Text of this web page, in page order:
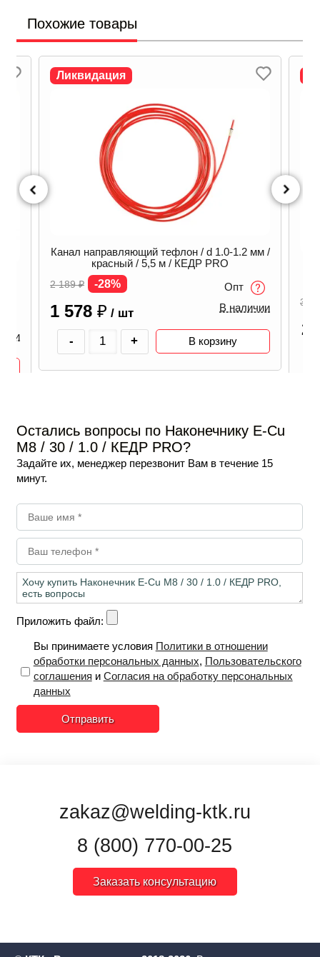
Похожие товары
Ликвидация
Канал направляющий тефлон / d 1.0-1.2 мм /
красный / 5,5 м / КЕДР PRO
2 189₽ -28%
1 578 ₽ / шт
Опт
В наличии
- + В корзину
30
Остались вопросы по Наконечнику E-Cu
M8 / 30 / 1.0 / КЕДР PRO?
Задайте их, менеджер перезвонит Вам в течение 15
минут.
Приложить файл:
Вы принимаете условия Политики в отношении
обработки персональных данных, Пользовательского
соглашения и Согласия на обработку персональных
данных
Отправить
zakaz@welding-ktk.ru
8 (800) 770-00-25
Заказать консультацию